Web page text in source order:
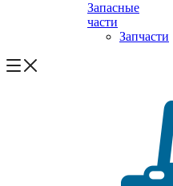
Запасные
части
Запчасти